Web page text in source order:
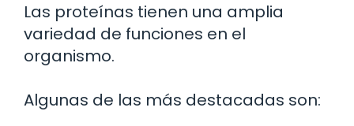
Las proteínas tienen una amplia
variedad de funciones en el
organismo.
Algunas de las más destacadas son: